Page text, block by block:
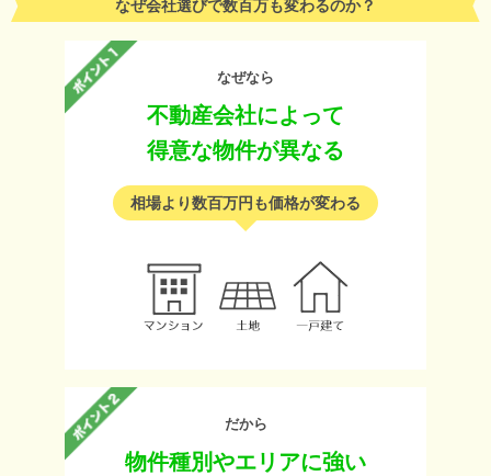
なぜ会社選びで数百万も変わるのか？
なぜなら
不動産会社によって
得意な物件が異なる
相場より数百万円も価格が変わる
だから
物件種別やエリアに強い